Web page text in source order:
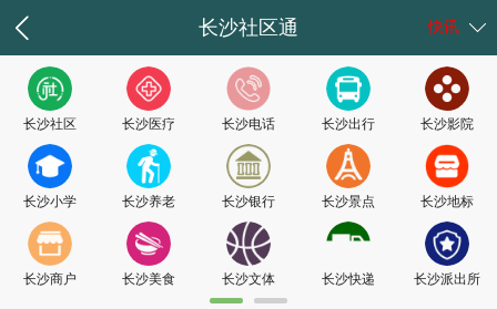
长沙社区通 快讯
长沙社区 长沙医疗 长沙电话 长沙出行 长沙影院
长沙小学 长沙养老 长沙银行 长沙景点 长沙地标
长沙商户 长沙美食 长沙文体 长沙快递 长沙派出所